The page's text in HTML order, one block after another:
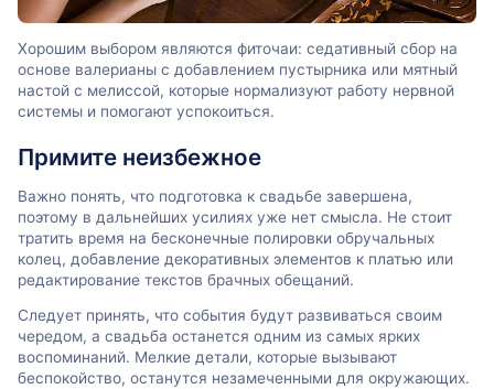
Хорошим выбором являются фиточаи: седативный сбор на
основе валерианы с добавлением пустырника или мятный
настой с мелиссой, которые нормализуют работу нервной
системы и помогают успокоиться.
Примите неизбежное
Важно понять, что подготовка к свадьбе завершена,
поэтому в дальнейших усилиях уже нет смысла. Не стоит
тратить время на бесконечные полировки обручальных
колец, добавление декоративных элементов к платью или
редактирование текстов брачных обещаний.
Следует принять, что события будут развиваться своим
чередом, а свадьба останется одним из самых ярких
воспоминаний. Мелкие детали, которые вызывают
беспокойство, останутся незамеченными для окружающих.